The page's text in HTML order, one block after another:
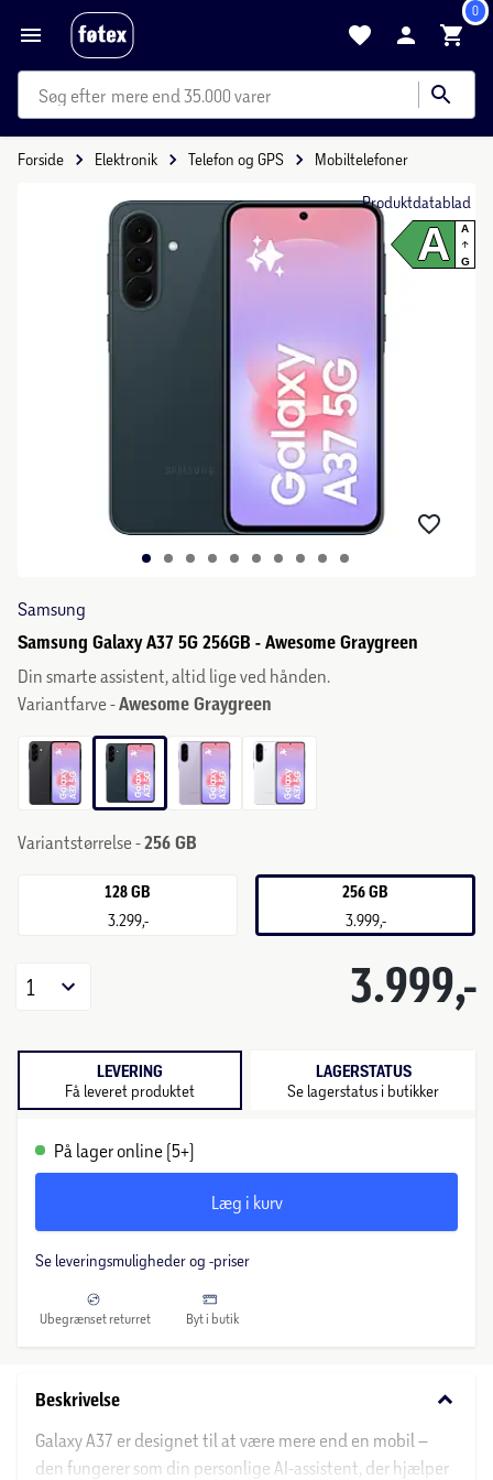
0
mere end 35.000 varer
Forside Elektronik Telefon og GPS Mobiltelefoner
Produktdatablad
A A
G
Samsung
Samsung Galaxy A37 5G 256GB - Awesome Graygreen
Din smarte assistent, altid lige ved hånden.
Variantfarve -Awesome Graygreen
Variantstørrelse -256 GB
128 GB
3.299,-
256 GB
3.999,-
3.999,-
1
LEVERING
Få leveret produktet
LAGERSTATUS
Se lagerstatus i butikker
På lager online (5+)
Læg i kurv
Se leveringsmuligheder og -priser
Ubegrænset returret Byt i butik
Beskrivelse keyboard_arrow_down
Galaxy A37 er designet til at være mere end en mobil –
den fungerer som din personlige AI-assistent, der hjælper